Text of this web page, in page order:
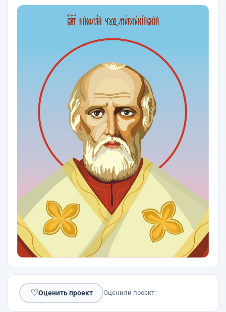
♡Оценить проект Оценили проект: